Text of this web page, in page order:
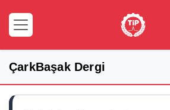
ÇarkBaşak Dergi